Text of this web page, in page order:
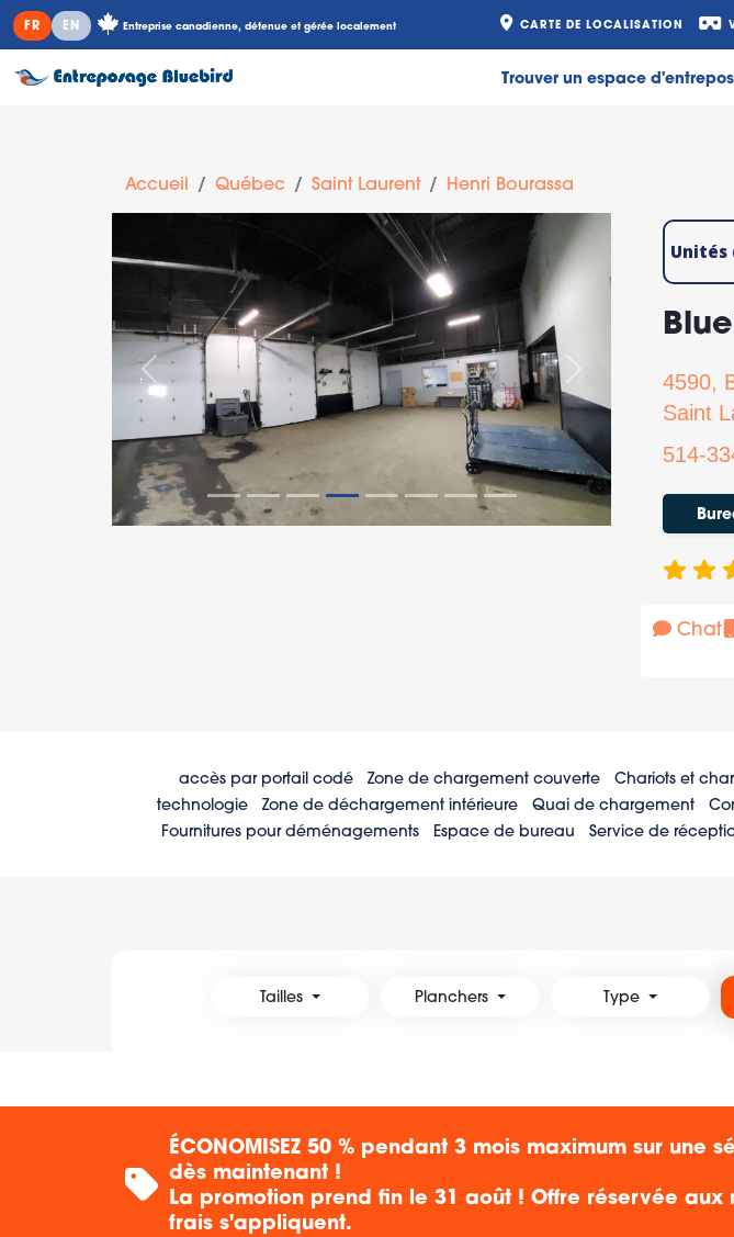
FR EN Entreprise canadienne, détenue et gérée localement CARTE DE LOCALISATION
Trouver un espace
Accueil Québec Saint Laurent Henri Bourassa
Précédent Suivant
Unités
4590,
Saint
514-
Chat
accès par portail codé Zone de chargement couverte Chariots et
technologie
Zone de déchargement intérieure Quai de chargement
Fournitures pour déménagements
Espace de bureau Service de
Tailles Planchers Type
ÉCONOMISEZ 50 % pendant 3 mois maximum sur une
dès maintenant !
La promotion prend fin le 31 août ! Offre réservée
frais s'appliquent.